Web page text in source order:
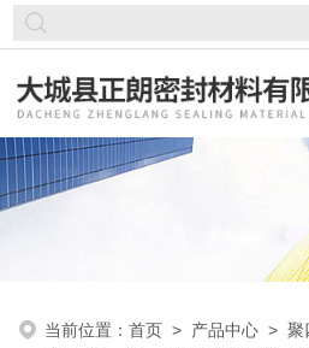
当前位置：首页 > 产品中心 >聚